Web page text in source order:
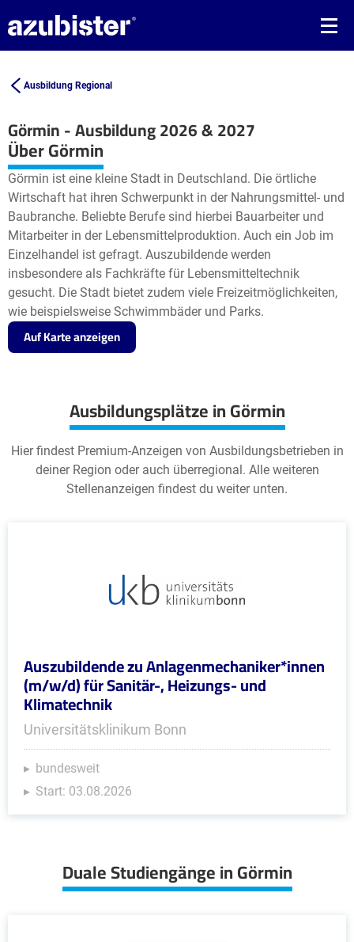
Ausbildung Regional
Görmin - Ausbildung 2026 & 2027
+
−
Leaflet| ©OpenStreetMap2
Über Görmin
Görmin ist eine kleine Stadt in Deutschland. Die örtliche
Wirtschaft hat ihren Schwerpunkt in der Nahrungsmittel- und
Baubranche. Beliebte Berufe sind hierbei Bauarbeiter und
Mitarbeiter in der Lebensmittelproduktion. Auch ein Job im
Einzelhandel ist gefragt. Auszubildende werden
insbesondere als Fachkräfte für Lebensmitteltechnik
gesucht. Die Stadt bietet zudem viele Freizeitmöglichkeiten,
wie beispielsweise Schwimmbäder und Parks.
Auf Karte anzeigen
Ausbildungsplätze in Görmin
Hier findest Premium-Anzeigen von Ausbildungsbetrieben in
deiner Region oder auch überregional. Alle weiteren
Stellenanzeigen findest du weiter unten.
Auszubildende zu Anlagenmechaniker*innen
(m/w/d) für Sanitär-, Heizungs- und
Klimatechnik
Universitätsklinikum Bonn
bundesweit
Start: 03.08.2026
Duale Studiengänge in Görmin